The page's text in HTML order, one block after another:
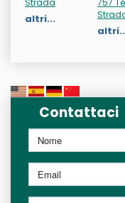
Strada
altri...
757
Contattaci